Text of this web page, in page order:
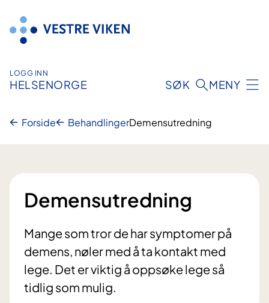
innhold
LOGG INN
HELSENORGE SØK MENY
Forside BehandlingerDemensutredning
Demensutredning
Mange som tror de har symptomer på
demens, nøler med å ta kontakt med
lege. Det er viktig å oppsøke lege så
tidlig som mulig.